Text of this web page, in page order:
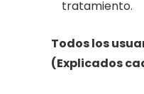
tratamiento.
Todos los
(Explicados